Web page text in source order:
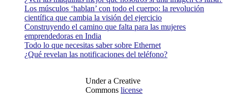
Los músculos ‘hablan’ con todo el cuerpo: la revolución
científica que cambia la visión del ejercicio
Construyendo el camino que falta para las mujeres
emprendedoras en India
Todo lo que necesitas saber sobre Ethernet
¿Qué revelan las notificaciones del teléfono?
Under a Creative
Commons license